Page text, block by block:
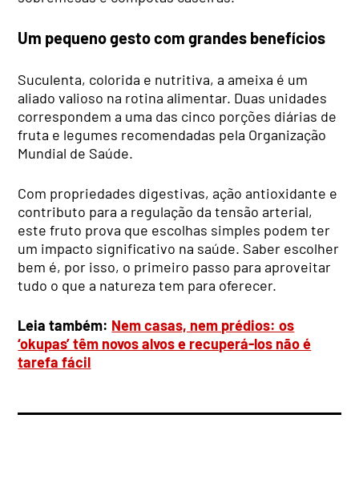
Um pequeno gesto com grandes benefícios
Suculenta, colorida e nutritiva, a ameixa é um
aliado valioso na rotina alimentar. Duas unidades
correspondem a uma das cinco porções diárias de
fruta e legumes recomendadas pela Organização
Mundial de Saúde.
Com propriedades digestivas, ação antioxidante e
contributo para a regulação da tensão arterial,
este fruto prova que escolhas simples podem ter
um impacto significativo na saúde. Saber escolher
bem é, por isso, o primeiro passo para aproveitar
tudo o que a natureza tem para oferecer.
Leia também: Nem casas, nem prédios: os
‘okupas’ têm novos alvos e recuperá-los não é
tarefa fácil